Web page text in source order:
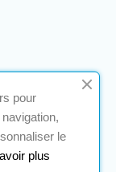
Una realizzazione
Clicca qui per
pour
le
plus